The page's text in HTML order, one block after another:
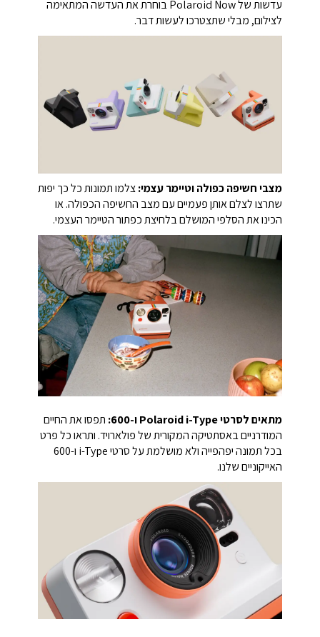
עדשות של Polaroid Now בוחרת את העדשה המתאימה
לצילום, מבלי שתצטרכו לעשות דבר.
מצבי חשיפה כפולה וטיימר עצמי:צלמו תמונות כל כך יפות
שתרצו לצלם אותן פעמיים עם מצב החשיפה הכפולה. או
הכינו את הסלפי המושלם בלחיצת כפתור הטיימר העצמי.
מתאים לסרטי Polaroid i-Type ו-600:
תפסו את החיים
המודרניים באסתטיקה המקורית של פולארויד. ותראו כל פרט
בכל תמונה יפהפייה ולא מושלמת על סרטי i-Type ו-600
האייקוניים שלנו.